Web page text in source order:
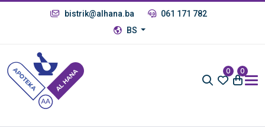
bistrik@alhana.ba
061 171 782
BS
0 0